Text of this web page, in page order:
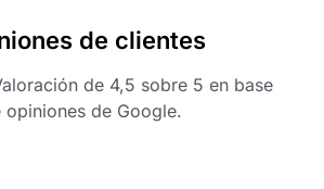
de clientes
de 4,5 sobre 5 en base
opiniones de Google.